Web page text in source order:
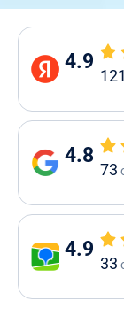
4.9
121
4.8
73
4.9
33